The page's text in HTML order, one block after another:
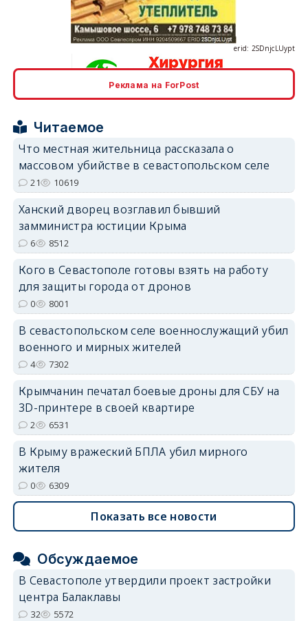
Реклама на ForPost
Читаемое
Что местная жительница рассказала о
массовом убийстве в севастопольском селе
21 10619
Ханский дворец возглавил бывший
замминистра юстиции Крыма
6 8512
Кого в Севастополе готовы взять на работу
для защиты города от дронов
0 8001
В севастопольском селе военнослужащий убил
военного и мирных жителей
4 7302
Крымчанин печатал боевые дроны для СБУ на
3D-принтере в своей квартире
2 6531
В Крыму вражеский БПЛА убил мирного
жителя
0 6309
Показать все новости
Обсуждаемое
В Севастополе утвердили проект застройки
центра Балаклавы
32 5572